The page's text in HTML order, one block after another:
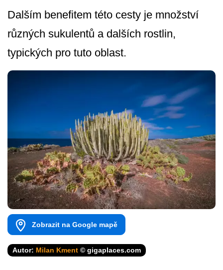
Dalším benefitem této cesty je množství
různých sukulentů a dalších rostlin,
typických pro tuto oblast.
Zobrazit na Google mapě
Autor: Milan Kment © gigaplaces.com